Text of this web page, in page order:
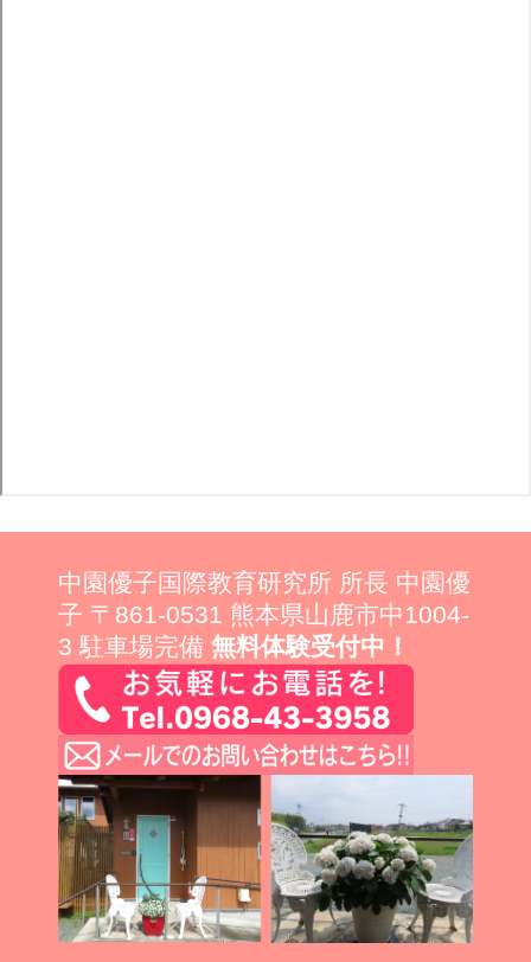
中園優子国際教育研究所 所長 中園優
子 〒861-0531 熊本県山鹿市中1004-
3 駐車場完備無料体験受付中！